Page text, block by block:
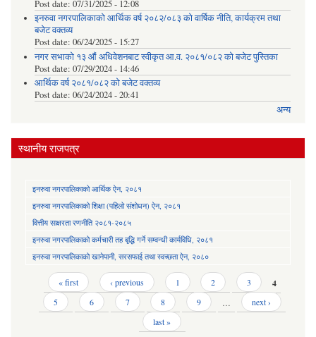
Post date: 07/31/2025 - 12:08
इनरुवा नगरपालिकाको आर्थिक वर्ष २०८२/०८३ को वार्षिक नीति, कार्यक्रम तथा
बजेट वक्तव्य
Post date: 06/24/2025 - 15:27
नगर सभाको १३ औं अधिवेशनबाट स्वीकृत आ.व. २०८१/०८२ को बजेट पुस्तिका
Post date: 07/29/2024 - 14:46
आर्थिक वर्ष २०८१/०८२ को बजेट वक्तव्य
Post date: 06/24/2024 - 20:41
अन्य
स्थानीय राजपत्र
इनरुवा नगरपालिकाको आर्थिक ऐन, २०८१
इनरुवा नगरपालिकाको शिक्षा (पहिलो संशोधन) ऐन, २०८१
वित्तीय साक्षरता रणनीति २०८१-२०८५
इनरुवा नगरपालिकाको कर्मचारी तह बृद्धि गर्ने सम्वन्धी कार्यविधि, २०८१
इनरुवा नगरपालिकाको खानेपानी, सरसफाई तथा स्वच्छता ऐन, २०८०
Pages « first ‹ previous 1 2 3 4
5 6 7 8 9 …
next ›
last »